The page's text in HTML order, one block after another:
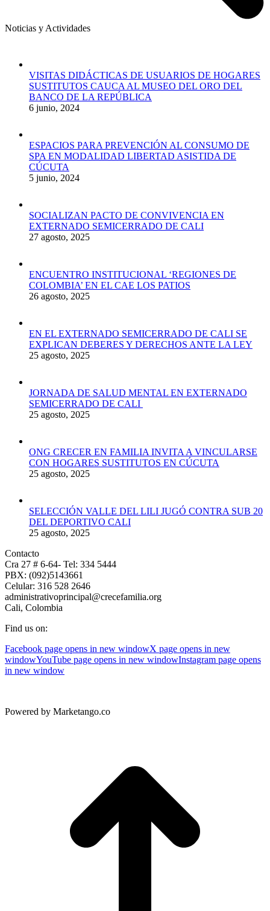
Noticias y Actividades
VISITAS DIDÁCTICAS DE USUARIOS DE HOGARES
SUSTITUTOS CAUCA AL MUSEO DEL ORO DEL
BANCO DE LA REPÚBLICA
6 junio, 2024
ESPACIOS PARA PREVENCIÓN AL CONSUMO DE
SPA EN MODALIDAD LIBERTAD ASISTIDA DE
CÚCUTA
5 junio, 2024
SOCIALIZAN PACTO DE CONVIVENCIA EN
EXTERNADO SEMICERRADO DE CALI
27 agosto, 2025
ENCUENTRO INSTITUCIONAL ‘REGIONES DE
COLOMBIA’ EN EL CAE LOS PATIOS
26 agosto, 2025
EN EL EXTERNADO SEMICERRADO DE CALI SE
EXPLICAN DEBERES Y DERECHOS ANTE LA LEY
25 agosto, 2025
JORNADA DE SALUD MENTAL EN EXTERNADO
SEMICERRADO DE CALI
25 agosto, 2025
ONG CRECER EN FAMILIA INVITA A VINCULARSE
CON HOGARES SUSTITUTOS EN CÚCUTA
25 agosto, 2025
SELECCIÓN VALLE DEL LILI JUGÓ CONTRA SUB 20
DEL DEPORTIVO CALI
25 agosto, 2025
Contacto
Cra 27 # 6-64- Tel: 334 5444
PBX: (092)5143661
Celular: 316 528 2646
administrativoprincipal@crecefamilia.org
Cali, Colombia
Find us on:
Facebook page opens in new windowX page opens in new
windowYouTube page opens in new windowInstagram page opens
in new window
Powered by Marketango.co